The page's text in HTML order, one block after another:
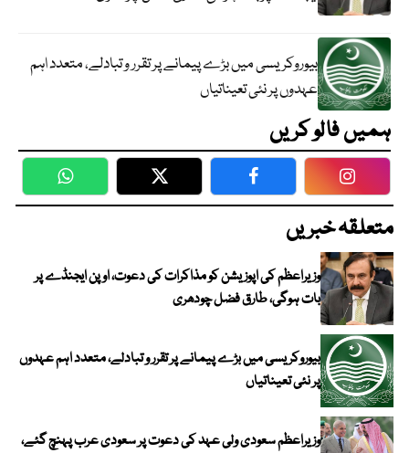
بیوروکریسی میں بڑے پیمانے پر تقرر و تبادلے، متعدد اہم
عہدوں پر نئی تعیناتیاں
ہمیں فالو کریں
WhatsApp Twitter Facebook
متعلقہ خبریں
وزیراعظم کی اپوزیشن کو مذاکرات کی دعوت، اوپن ایجنڈے پر
بات ہوگی، طارق فضل چودھری
بیوروکریسی میں بڑے پیمانے پر تقرر و تبادلے، متعدد اہم عہدوں
پر نئی تعیناتیاں
وزیراعظم سعودی ولی عہد کی دعوت پر سعودی عرب پہنچ گئے،